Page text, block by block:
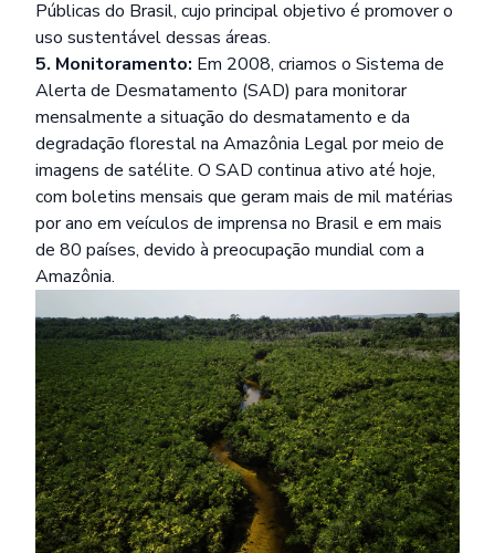
Públicas do Brasil, cujo principal objetivo é promover o
uso sustentável dessas áreas.
5. Monitoramento: Em 2008, criamos o Sistema de
Alerta de Desmatamento (SAD) para monitorar
mensalmente a situação do desmatamento e da
degradação florestal na Amazônia Legal por meio de
imagens de satélite. O SAD continua ativo até hoje,
com boletins mensais que geram mais de mil matérias
por ano em veículos de imprensa no Brasil e em mais
de 80 países, devido à preocupação mundial com a
Amazônia.